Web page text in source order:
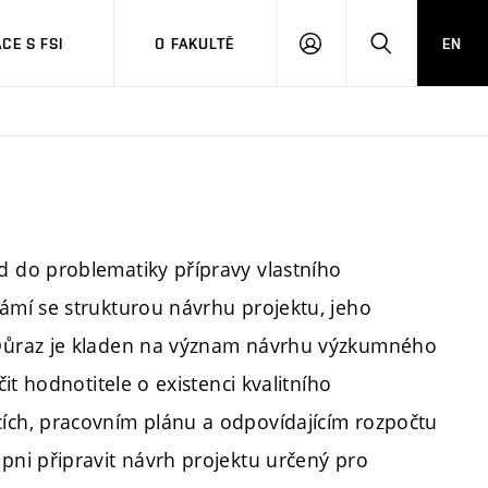
S FSI O FAKULTĚ
PŘIHLÁŠENÍHLEDAT
EN
do problematiky přípravy vlastního
se strukturou návrhu projektu, jeho
je kladen na význam návrhu výzkumného
hodnotitele o existenci kvalitního
pracovním plánu a odpovídajícím rozpočtu
připravit návrh projektu určený pro